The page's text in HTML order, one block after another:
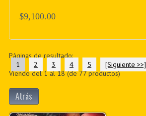
$9,100.00
Páginas de resultado:
1
2 3 4 5
[Siguiente >>]
Viendo del1al18(de77productos)
Atrás